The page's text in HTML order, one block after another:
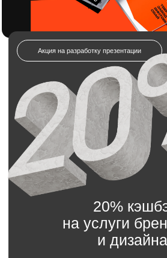
Отправьте заявку на разработку
презентации для строительной
компании
Мы свяжемся с вами в течение 5 минут.
Имя
Телефон
+7
Получаете полный комплект: логотип,
айдентику, гайдлайн и всё необходимое.
Получаете всю сумму обратно в виде бонуса